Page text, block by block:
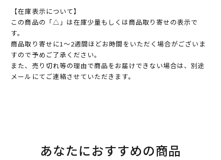
【在庫表示について】
この商品の「△」は在庫少量もしくは商品取り寄せの表示で
す。
商品取り寄せに1～2週間ほどお時間をいただく場合がございま
すので予めご了承ください。
また、売り切れ等の理由で商品をお届けできない場合は、別途
メールにてご連絡させていただきます。
あなたにおすすめの商品